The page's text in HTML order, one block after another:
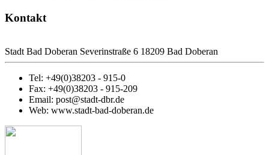
Kontakt
Stadt Bad Doberan Severinstraße 6 18209 Bad Doberan
Tel: +49(0)38203 - 915-0
Fax: +49(0)38203 - 915-209
Email: post@stadt-dbr.de
Web: www.stadt-bad-doberan.de